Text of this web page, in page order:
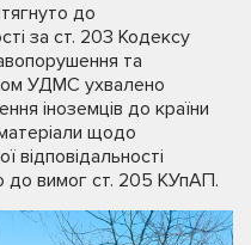
до
за ст. 203 Кодексу
та
УДМС ухвалено
іноземців до країни
щодо
відповідальності
до вимог ст. 205 КУпАП.